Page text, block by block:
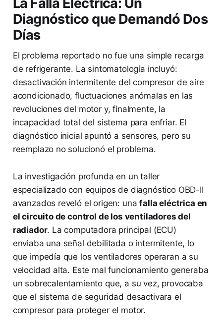
La Falla Eléctrica: Un
Diagnóstico que Demandó Dos
Días
El problema reportado no fue una simple recarga
de refrigerante. La sintomatología incluyó:
desactivación intermitente del compresor de aire
acondicionado, fluctuaciones anómalas en las
revoluciones del motor y, finalmente, la
incapacidad total del sistema para enfriar. El
diagnóstico inicial apuntó a sensores, pero su
reemplazo no solucionó el problema.
La investigación profunda en un taller
especializado con equipos de diagnóstico OBD-II
avanzados reveló el origen: unafalla eléctrica en
el circuito de control de los ventiladores del
radiador. La computadora principal (ECU)
enviaba una señal debilitada o intermitente, lo
que impedía que los ventiladores operaran a su
velocidad alta. Este mal funcionamiento generaba
un sobrecalentamiento que, a su vez, provocaba
que el sistema de seguridad desactivara el
compresor para proteger el motor.